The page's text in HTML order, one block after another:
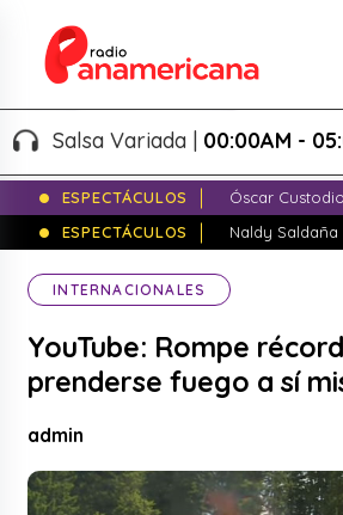
Salsa Variada |00:00AM -
ESPECTÁCULOS
Óscar
ESPECTÁCULOS
Naldy
INTERNACIONALES
YouTube: Rompe
prenderse fuego a sí
admin